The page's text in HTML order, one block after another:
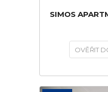
SIMOS
OVĚŘIT